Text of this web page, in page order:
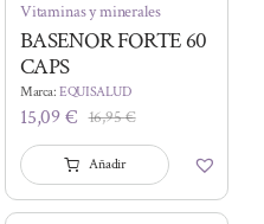
Vitaminas y minerales
BASENOR FORTE 60
CAPS
Marca:EQUISALUD
16,95€El
precio
original
era:
15,09€
El
precio
actual
es:
Añadir